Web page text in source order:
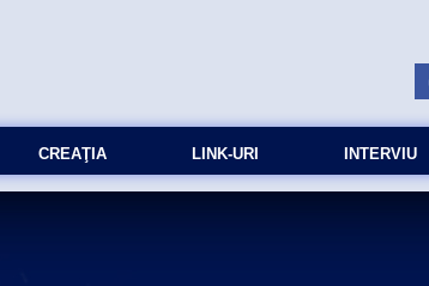
CREAŢIA LINK-URI INTERVIU